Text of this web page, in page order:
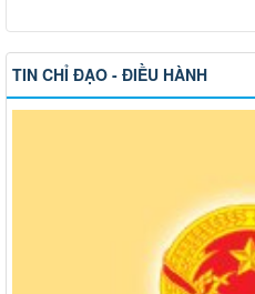
TIN CHỈ ĐẠO - ĐIỀU HÀNH